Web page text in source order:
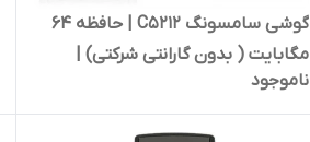
گوشی سامسونگ C۵۲۱۲ | حافظه ۶۴
مگابایت ( بدون گارانتی شرکتی) |
Samsung C5212 65 MB
ناموجود